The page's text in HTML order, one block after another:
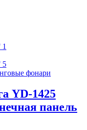
фонари
YD-1425
панель